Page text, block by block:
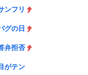
ンフリ
グの日
弁拒否
がテン